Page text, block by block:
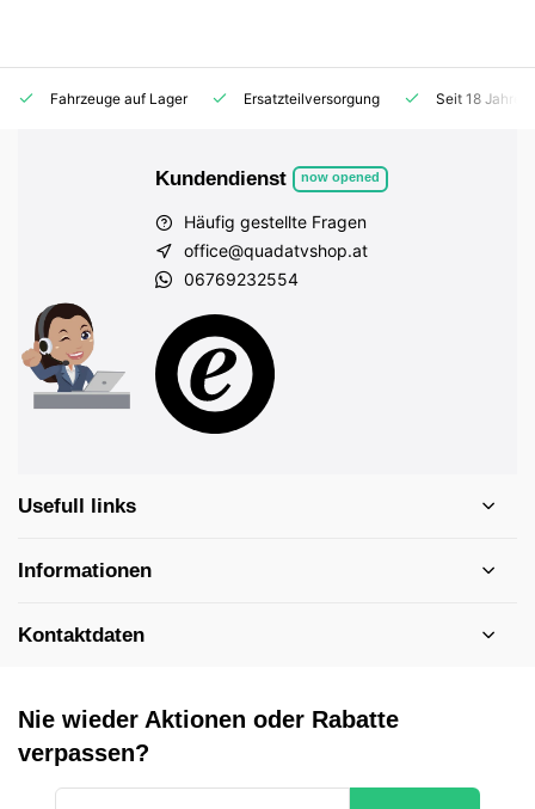
Fahrzeuge auf Lager Ersatzteilversorgung Seit 18
Kundendienst now opened
Häufig gestellte Fragen
office@quadatvshop.at
06769232554
Usefull links
Informationen
Kontaktdaten
Nie wieder Aktionen oder Rabatte
verpassen?